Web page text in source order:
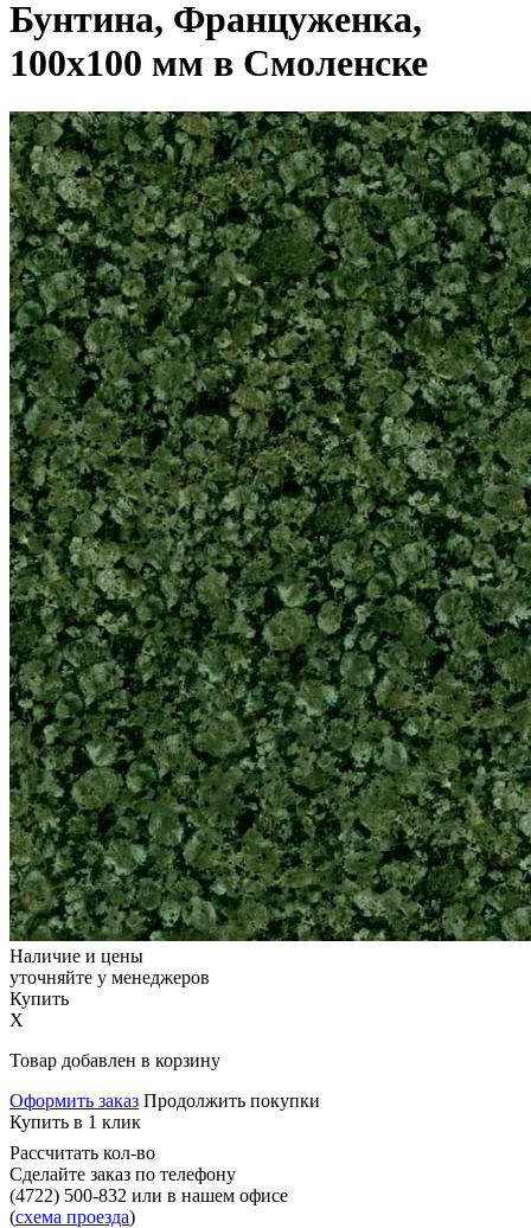
Бунтина, Француженка,
100x100 мм в Смоленске
Наличие и цены
уточняйте у менеджеров
Купить
X
Товар добавлен в корзину
Оформить заказ Продолжить покупки
Купить в 1 клик
Рассчитать кол-во
Сделайте заказ по телефону
(4722) 500-832 или в нашем офисе
(схема проезда)